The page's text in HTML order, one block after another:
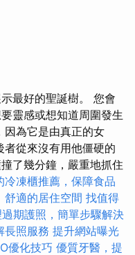
最好的聖誕樹。 您會
靈感或想知道周圍發生
因為它是由真正的女
者從來沒有用他僵硬的
了幾分鐘，嚴重地抓住
冷凍櫃推薦，保障食品
舒適的居住空間 找值得
期護照，簡單步驟解決
長照服務 提升網站曝光
優化技巧 優質牙醫，提